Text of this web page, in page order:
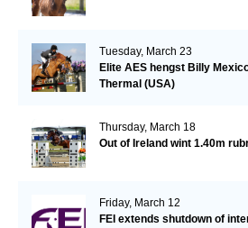
Tuesday, March 23
Elite AES hengst Billy
Thermal (USA)
Thursday, March 18
Out of Ireland wint 1.40m
Friday, March 12
FEI extends shutdown of